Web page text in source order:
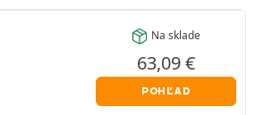
Na sklade
63,09€
POHĽAD